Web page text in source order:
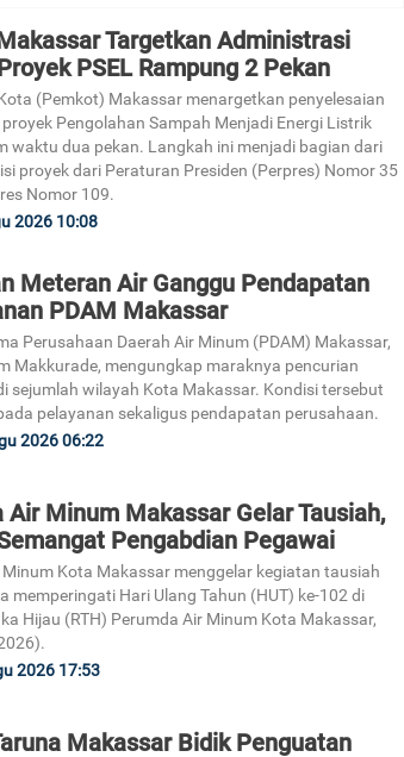
Targetkan Administrasi
PSEL Rampung 2 Pekan
(Pemkot) Makassar menargetkan penyelesaian
Pengolahan Sampah Menjadi Energi Listrik
waktu dua pekan. Langkah ini menjadi bagian dari
proyek dari Peraturan Presiden (Perpres) Nomor 35
Nomor 109.
2026 10:08
Meteran Air Ganggu Pendapatan
PDAM Makassar
Perusahaan Daerah Air Minum (PDAM) Makassar,
Makkurade, mengungkap maraknya pencurian
sejumlah wilayah Kota Makassar. Kondisi tersebut
pelayanan sekaligus pendapatan perusahaan.
2026 06:22
Air Minum Makassar Gelar Tausiah,
Pengabdian Pegawai
Minum Kota Makassar menggelar kegiatan tausiah
memperingati Hari Ulang Tahun (HUT) ke-102 di
Hijau (RTH) Perumda Air Minum Kota Makassar,
2026 17:53
Makassar Bidik Penguatan